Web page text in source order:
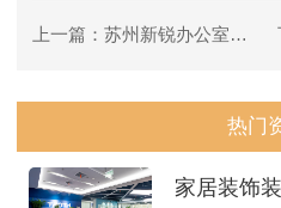
上一篇：苏州新锐办公室装修
热门